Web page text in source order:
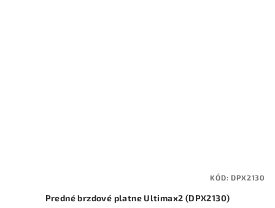
Predné brzdové platne Ultimax2 (DPX2130)
KÓD:DPX2130